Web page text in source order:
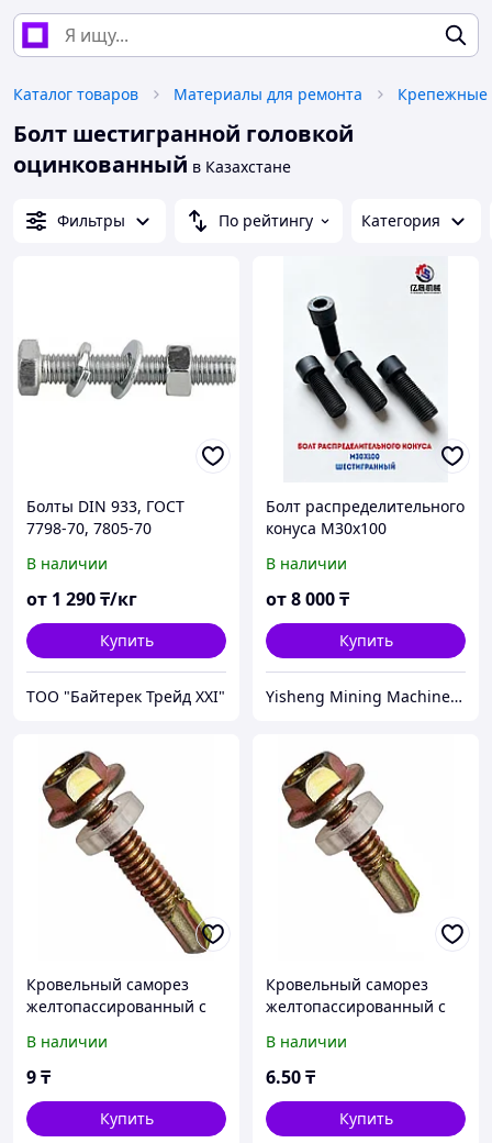
Каталог товаров Материалы для ремонта Крепежные
Болт шестигранной головкой
оцинкованный в Казахстане
Фильтры По рейтингу Категория
Болты DIN 933, ГОСТ
7798-70, 7805-70
В наличии
от 1 290₸/кг
Купить
ТОО "Байтерек Трейд XXI"
Болт распределительного
конуса M30x100
В наличии
от8 000₸
Купить
Yisheng Mining Machinery Almaty
Кровельный саморез
желтопассированный с
силиконовой прокладкой
5.5х40
В наличии
9₸
Купить
Кровельный саморез
желтопассированный с
силиконовой прокладкой
5.5х19
В наличии
6.50₸
Купить